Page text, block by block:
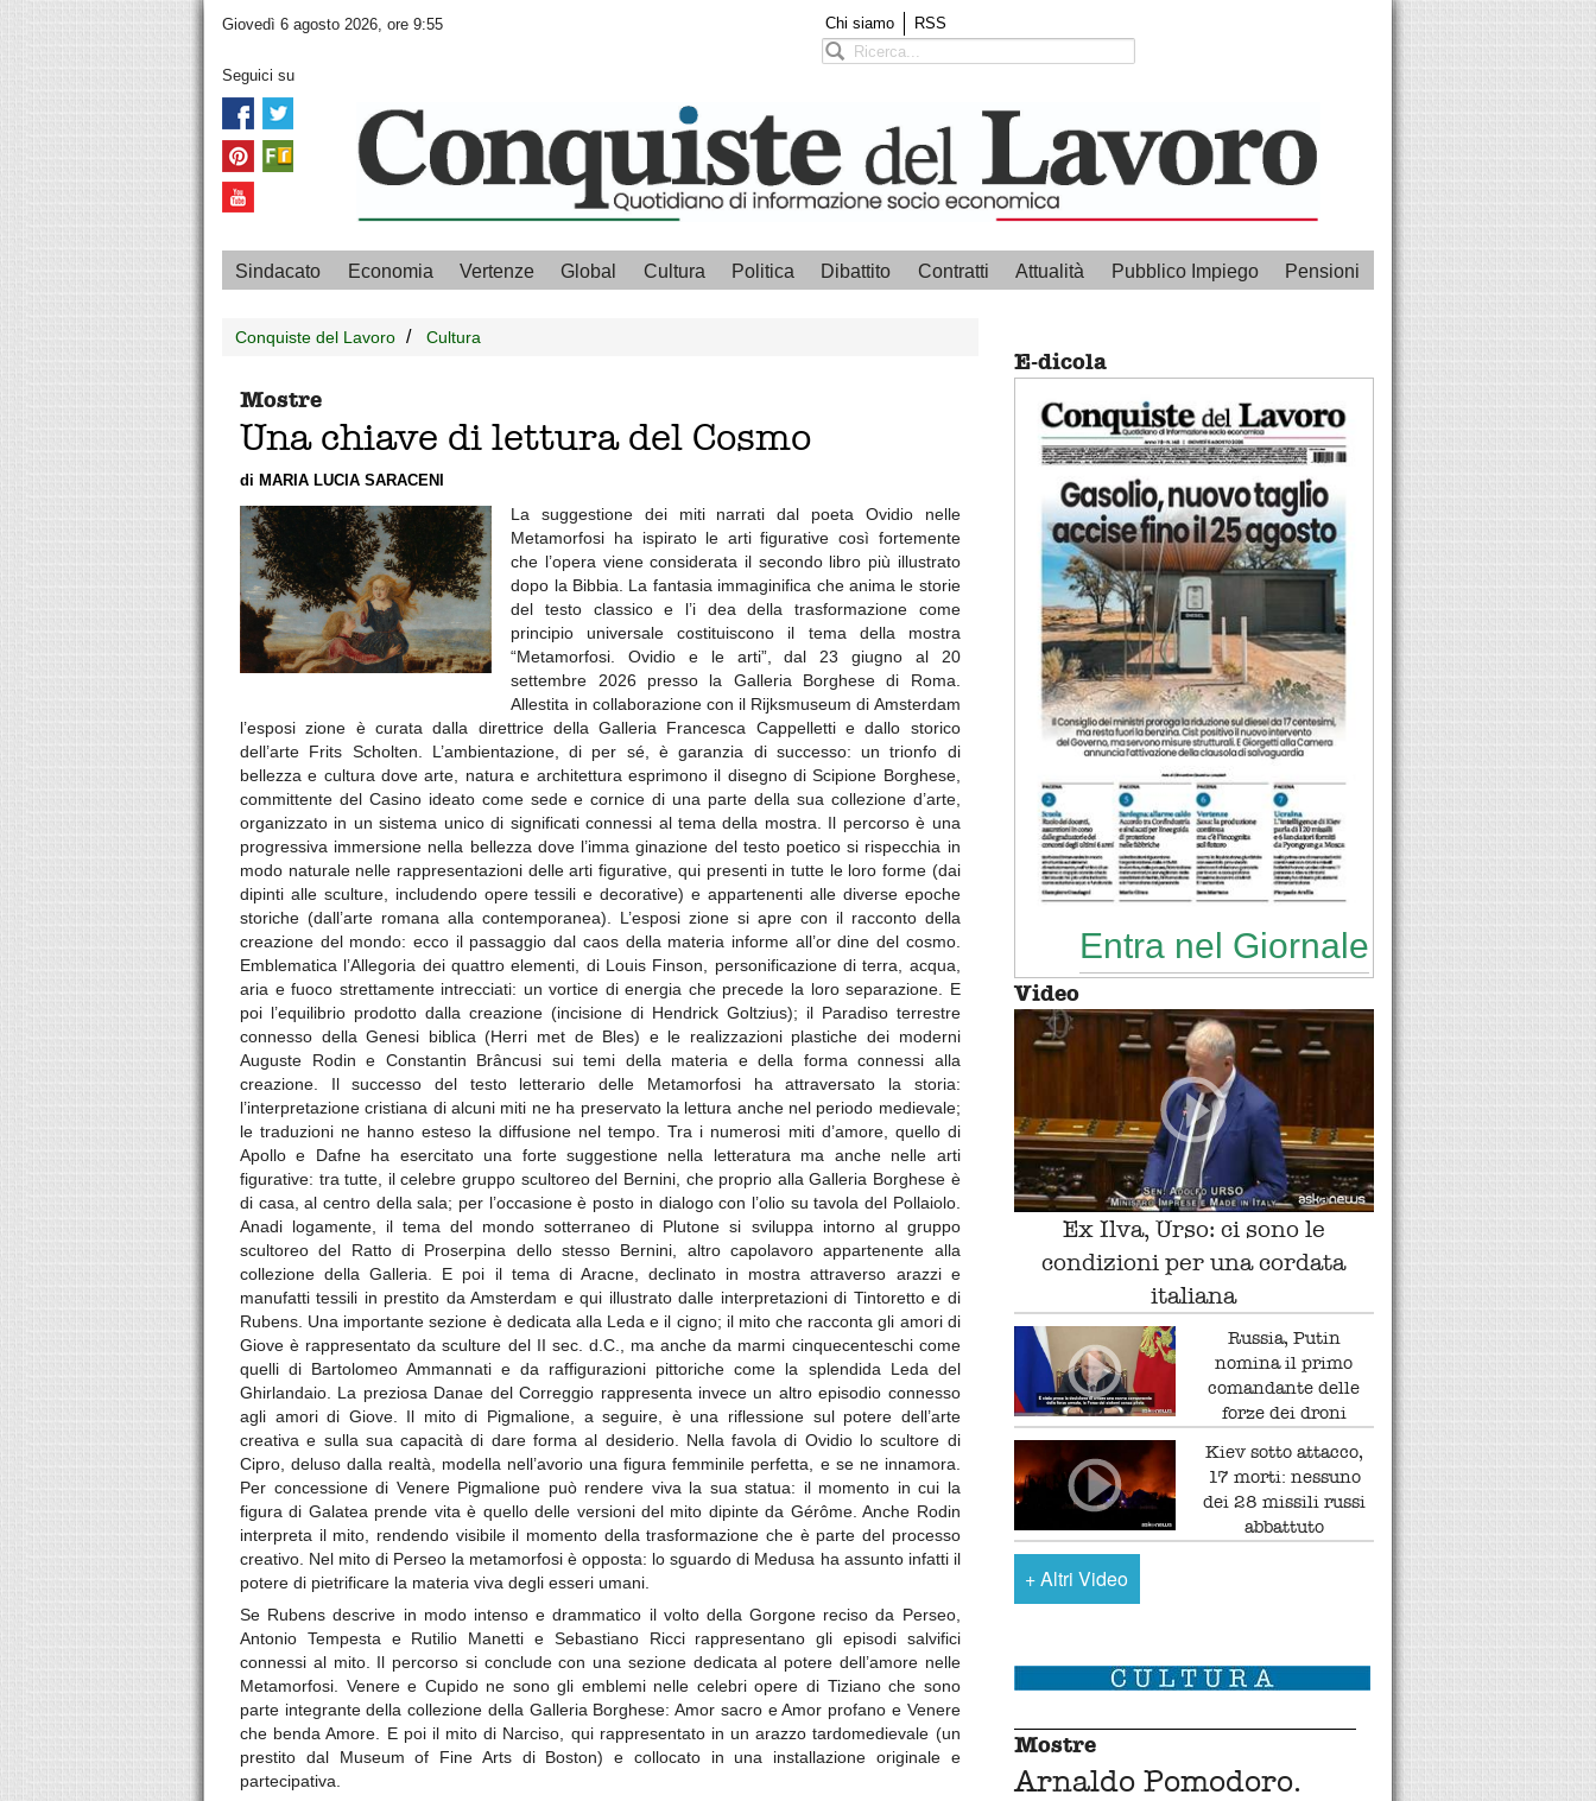
Giovedì 6 agosto 2026, ore 9:55 Chi siamo RSS
Seguici su
Sindacato Economia Vertenze Global Cultura Politica Dibattito Contratti Attualità Pubblico Impiego Pensioni
Conquiste del Lavoro Cultura
Mostre
Una chiave di lettura del Cosmo
di MARIA LUCIA SARACENI
La suggestione dei miti narrati dal poeta Ovidio nelle
Metamorfosi ha ispirato le arti figurative così fortemente
che l’opera viene considerata il secondo libro più illustrato
dopo la Bibbia. La fantasia immaginifica che anima le storie
del testo classico e l’i dea della trasformazione come
principio universale costituiscono il tema della mostra
“Metamorfosi. Ovidio e le arti”, dal 23 giugno al 20
settembre 2026 presso la Galleria Borghese di Roma.
Allestita in collaborazione con il Rijksmuseum di Amsterdam
l’esposi zione è curata dalla direttrice della Galleria Francesca Cappelletti e dallo storico
dell’arte Frits Scholten. L’ambientazione, di per sé, è garanzia di successo: un trionfo di
bellezza e cultura dove arte, natura e architettura esprimono il disegno di Scipione Borghese,
committente del Casino ideato come sede e cornice di una parte della sua collezione d’arte,
organizzato in un sistema unico di significati connessi al tema della mostra. Il percorso è una
progressiva immersione nella bellezza dove l’imma ginazione del testo poetico si rispecchia in
modo naturale nelle rappresentazioni delle arti figurative, qui presenti in tutte le loro forme (dai
dipinti alle sculture, includendo opere tessili e decorative) e appartenenti alle diverse epoche
storiche (dall’arte romana alla contemporanea). L’esposi zione si apre con il racconto della
creazione del mondo: ecco il passaggio dal caos della materia informe all’or dine del cosmo.
Emblematica l’Allegoria dei quattro elementi, di Louis Finson, personificazione di terra, acqua,
aria e fuoco strettamente intrecciati: un vortice di energia che precede la loro separazione. E
poi l’equilibrio prodotto dalla creazione (incisione di Hendrick Goltzius); il Paradiso terrestre
connesso della Genesi biblica (Herri met de Bles) e le realizzazioni plastiche dei moderni
Auguste Rodin e Constantin Brâncusi sui temi della materia e della forma connessi alla
creazione. Il successo del testo letterario delle Metamorfosi ha attraversato la storia:
l’interpretazione cristiana di alcuni miti ne ha preservato la lettura anche nel periodo medievale;
le traduzioni ne hanno esteso la diffusione nel tempo. Tra i numerosi miti d’amore, quello di
Apollo e Dafne ha esercitato una forte suggestione nella letteratura ma anche nelle arti
figurative: tra tutte, il celebre gruppo scultoreo del Bernini, che proprio alla Galleria Borghese è
di casa, al centro della sala; per l’occasione è posto in dialogo con l’olio su tavola del Pollaiolo.
Anadi logamente, il tema del mondo sotterraneo di Plutone si sviluppa intorno al gruppo
scultoreo del Ratto di Proserpina dello stesso Bernini, altro capolavoro appartenente alla
collezione della Galleria. E poi il tema di Aracne, declinato in mostra attraverso arazzi e
manufatti tessili in prestito da Amsterdam e qui illustrato dalle interpretazioni di Tintoretto e di
Rubens. Una importante sezione è dedicata alla Leda e il cigno; il mito che racconta gli amori di
Giove è rappresentato da sculture del II sec. d.C., ma anche da marmi cinquecenteschi come
quelli di Bartolomeo Ammannati e da raffigurazioni pittoriche come la splendida Leda del
Ghirlandaio. La preziosa Danae del Correggio rappresenta invece un altro episodio connesso
agli amori di Giove. Il mito di Pigmalione, a seguire, è una riflessione sul potere dell’arte
creativa e sulla sua capacità di dare forma al desiderio. Nella favola di Ovidio lo scultore di
Cipro, deluso dalla realtà, modella nell’avorio una figura femminile perfetta, e se ne innamora.
Per concessione di Venere Pigmalione può rendere viva la sua statua: il momento in cui la
figura di Galatea prende vita è quello delle versioni del mito dipinte da Gérôme. Anche Rodin
interpreta il mito, rendendo visibile il momento della trasformazione che è parte del processo
creativo. Nel mito di Perseo la metamorfosi è opposta: lo sguardo di Medusa ha assunto infatti il
potere di pietrificare la materia viva degli esseri umani.
Se Rubens descrive in modo intenso e drammatico il volto della Gorgone reciso da Perseo,
Antonio Tempesta e Rutilio Manetti e Sebastiano Ricci rappresentano gli episodi salvifici
connessi al mito. Il percorso si conclude con una sezione dedicata al potere dell’amore nelle
Metamorfosi. Venere e Cupido ne sono gli emblemi nelle celebri opere di Tiziano che sono
parte integrante della collezione della Galleria Borghese: Amor sacro e Amor profano e Venere
che benda Amore. E poi il mito di Narciso, qui rappresentato in un arazzo tardomedievale (un
prestito dal Museum of Fine Arts di Boston) e collocato in una installazione originale e
partecipativa.
E-dicola
Entra nel Giornale
Video
Ex Ilva, Urso: ci sono le
condizioni per una cordata
italiana
Russia, Putin
nomina il primo
comandante delle
forze dei droni
Kiev sotto attacco,
17 morti: nessuno
dei 28 missili russi
abbattuto
+Altri Video
Mostre
Arnaldo Pomodoro.